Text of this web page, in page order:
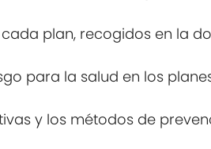
plan, recogidos en la
para la salud en los
y los métodos de